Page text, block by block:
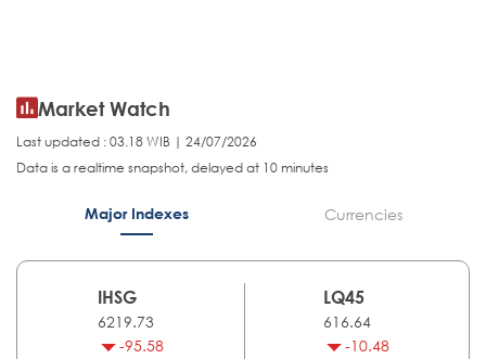
Market Watch
Last updated : 03.18 WIB | 24/07/2026
Data is a realtime snapshot, delayed at 10 minutes
Major Indexes Currencies
IHSG
6219.73
-95.58
LQ45
616.64
-10.48